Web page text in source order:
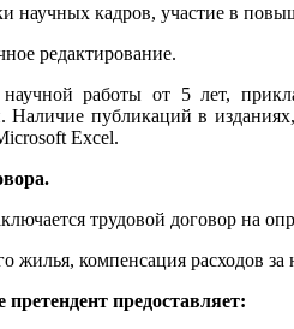
научных кадров, участие в
редактирование.
работы от 5 лет,
Наличие публикаций в
Excel.
трудовой договор на
жилья, компенсация расходов
предоставляет: